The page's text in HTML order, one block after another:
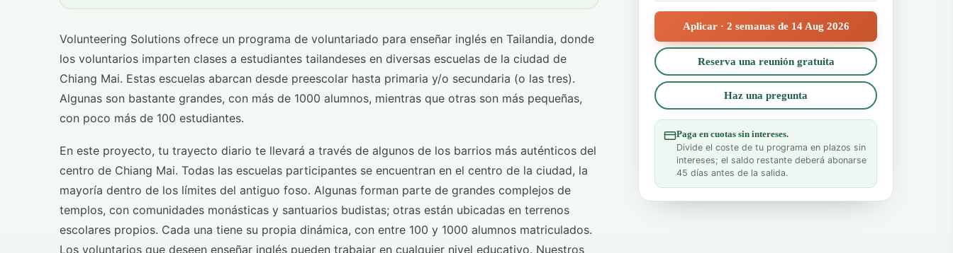
Volunteering Solutions ofrece un programa de voluntariado para enseñar inglés en Tailandia, donde
los voluntarios imparten clases a estudiantes tailandeses en diversas escuelas de la ciudad de
Chiang Mai. Estas escuelas abarcan desde preescolar hasta primaria y/o secundaria (o las tres).
Algunas son bastante grandes, con más de 1000 alumnos, mientras que otras son más pequeñas,
con poco más de 100 estudiantes.
En este proyecto, tu trayecto diario te llevará a través de algunos de los barrios más auténticos del
centro de Chiang Mai. Todas las escuelas participantes se encuentran en el centro de la ciudad, la
mayoría dentro de los límites del antiguo foso. Algunas forman parte de grandes complejos de
templos, con comunidades monásticas y santuarios budistas; otras están ubicadas en terrenos
escolares propios. Cada una tiene su propia dinámica, con entre 100 y 1000 alumnos matriculados.
Los voluntarios que deseen enseñar inglés pueden trabajar en cualquier nivel educativo. Nuestros
Aplicar · 2 semanas de 14 Aug 2026
Reserva una reunión gratuita
Haz una pregunta
Paga en cuotas sin intereses.
Divide el coste de tu programa en plazos sin
intereses; el saldo restante deberá abonarse
45 días antes de la salida.